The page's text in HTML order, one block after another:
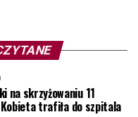
na skrzyżowaniu 11
trafiła do szpitala